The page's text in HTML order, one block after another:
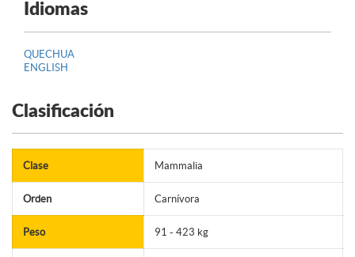
Idiomas
QUECHUA
ENGLISH
Clasificación
Clase Mammalia
Orden Carnívora
Peso 91 - 423 kg